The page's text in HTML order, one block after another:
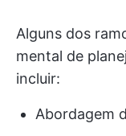
Alguns dos
mental de
incluir:
Abordagem